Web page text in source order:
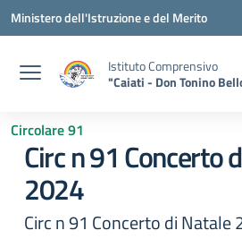
Vai ai contenuti
Vai al menu di navigazione
Vai al footer
Ministero dell'Istruzione e del Merito
Istituto Comprensivo
"Caiati - Don Tonino
Circolare 91
Circ n 91 Concerto
2024
Circ n 91 Concerto di Natale